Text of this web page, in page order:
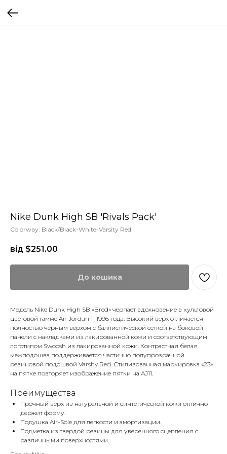
Nike Dunk High SB 'Rivals Pack'
Colorway: Black/Black-White-Varsity Red
від $251.00
До кошика
Модель Nike Dunk High SB «Bred» черпает вдохновение в культовой
цветовой гамме Air Jordan 11 1996 года. Высокий верх отличается
полностью черным верхом с баллистической сеткой на боковой
панели с накладками из лакированной кожи и соответствующим
логотипом Swoosh из лакированной кожи. Контрастная белая
межподошва поддерживается частично полупрозрачной
резиновой подошвой Varsity Red. Стилизованная маркировка «23»
на пятке повторяет изображение пятки на AJ11.
Преимущества
Прочный верх из натуральной и синтетической кожи отлично
держит форму.
Подушка Air-Sole для легкости и амортизации.
Подметка из твердой резины для уверенного сцепления с
различными поверхностями.